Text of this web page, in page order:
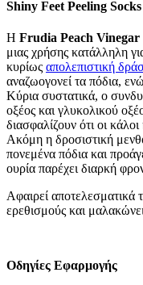
Shiny Feet Peeling
Η Frudia Peach Vinegar
μιας χρήσης κατάλληλη
κυρίως απολεπιστική
αναζωογονεί τα πόδια,
Κύρια συστατικά, ο
οξέος και γλυκολικού
διασφαλίζουν ότι οι
Ακόμη η δροσιστική
πονεμένα πόδια και
ουρία παρέχει διαρκή
Αφαιρεί αποτελεσματικά
ερεθισμούς και
Οδηγίες Εφαρμογής